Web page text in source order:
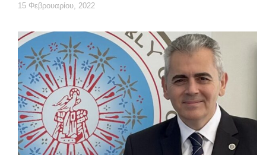
15 Φεβρουαρίου, 2022